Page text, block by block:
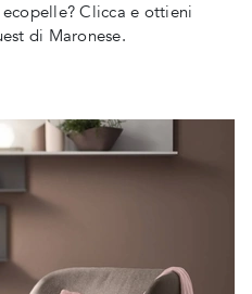
Clicca e ottieni
di Maronese.